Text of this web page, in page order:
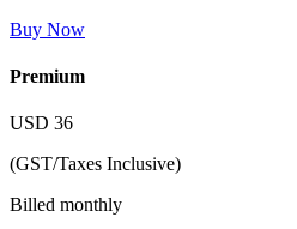
Buy Now
Premium
USD 36
(GST/Taxes Inclusive)
Billed monthly